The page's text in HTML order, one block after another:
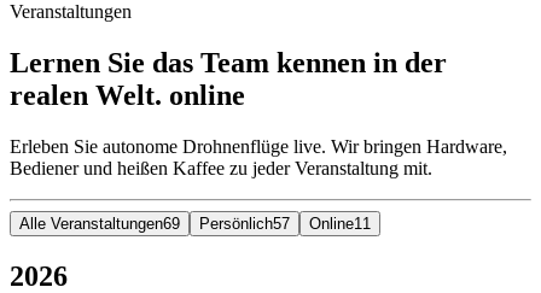
Veranstaltungen
Lernen Sie das Team kennen in der
realen Welt. online
Erleben Sie autonome Drohnenflüge live. Wir bringen Hardware,
Bediener und heißen Kaffee zu jeder Veranstaltung mit.
Alle Veranstaltungen69 Persönlich57 Online11
2026